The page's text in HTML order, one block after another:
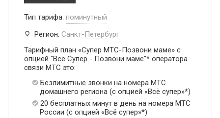
Тип тарифа: поминутный
Регион: Санкт-Петербург
Тарифный план «Супер МТС-Позвони маме» с
опцией "Всё Супер - Позвони маме"* оператора
связи МТС это:
Безлимитные звонки на номера МТС
домашнего региона (с опцией «Всё супер»*)
20 бесплатных минут в день на номера МТС
России (с опцией «Всё супер»*)